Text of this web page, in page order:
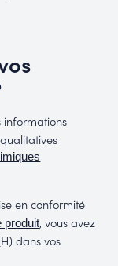
informations
en conformité
produit, vous avez
dans vos